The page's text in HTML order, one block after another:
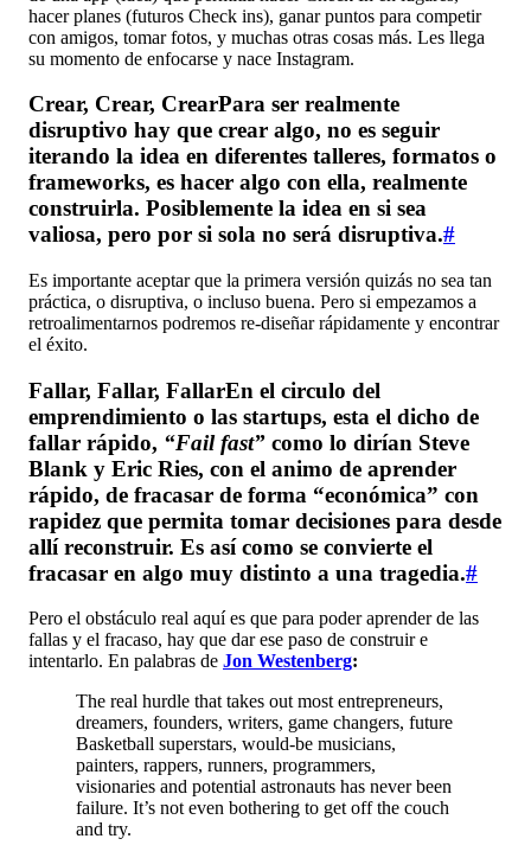
hacer planes (futuros Check ins), ganar puntos para competir
con amigos, tomar fotos, y muchas otras cosas más. Les llega
su momento de enfocarse y nace Instagram.
Crear, Crear, CrearPara ser realmente
disruptivo hay que crear algo, no es seguir
iterando la idea en diferentes talleres, formatos o
frameworks, es hacer algo con ella, realmente
construirla. Posiblemente la idea en si sea
valiosa, pero por si sola no será disruptiva.#
Es importante aceptar que la primera versión quizás no sea tan
práctica, o disruptiva, o incluso buena. Pero si empezamos a
retroalimentarnos podremos re-diseñar rápidamente y encontrar
el éxito.
Fallar, Fallar, FallarEn el circulo del
emprendimiento o las startups, esta el dicho de
fallar rápido, “Fail fast” como lo dirían Steve
Blank y Eric Ries, con el animo de aprender
rápido, de fracasar de forma “económica” con
rapidez que permita tomar decisiones para desde
allí reconstruir. Es así como se convierte el
fracasar en algo muy distinto a una tragedia.#
Pero el obstáculo real aquí es que para poder aprender de las
fallas y el fracaso, hay que dar ese paso de construir e
intentarlo. En palabras de Jon Westenberg:
The real hurdle that takes out most entrepreneurs,
dreamers, founders, writers, game changers, future
Basketball superstars, would-be musicians,
painters, rappers, runners, programmers,
visionaries and potential astronauts has never been
failure. It’s not even bothering to get off the couch
and try.